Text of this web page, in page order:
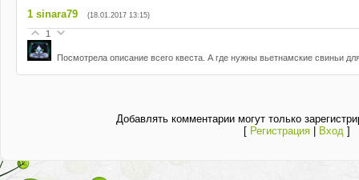
1 sinara79 (18.01.2017 13:15)
1
Посмотрела описание всего квеста. А где нужны вьетнамские свиньи
Добавлять комментарии могут только
[ Регистрация| Вход]